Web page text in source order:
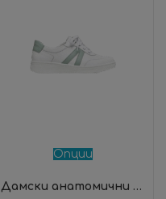
Опции
Дамски анатомични обувки Florence Зелен – Suave